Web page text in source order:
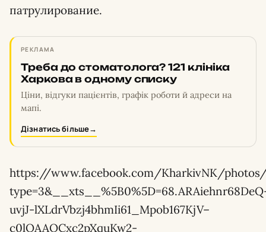
патрулирование.
РЕКЛАМА
Треба до стоматолога? 121 клініка
Харкова в одному списку
Ціни, відгуки пацієнтів, графік роботи й адреси на
мапі.
Дізнатись більше→
https://www.facebook.com/KharkivNK/photos/
uvjJ-lXLdrVbzj4bhmIi61_Mpob167KjV–
c0lQAAQCxc2pXquKw2-